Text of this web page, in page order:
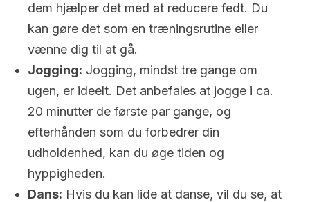
dem hjælper det med at reducere fedt. Du
kan gøre det som en træningsrutine eller
vænne dig til at gå.
Jogging: Jogging, mindst tre gange om
ugen, er ideelt. Det anbefales at jogge i ca.
20 minutter de første par gange, og
efterhånden som du forbedrer din
udholdenhed, kan du øge tiden og
hyppigheden.
Dans: Hvis du kan lide at danse, vil du se, at